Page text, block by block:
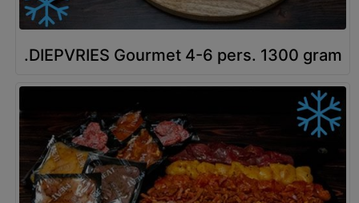
.DIEPVRIES Gourmet 4-6 pers. 1300 gram